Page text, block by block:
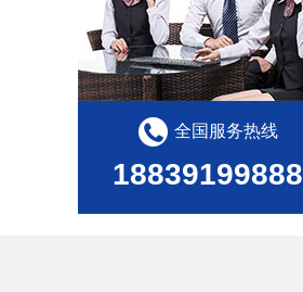
全国服务热线
18839199888